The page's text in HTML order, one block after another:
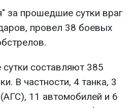
за прошедшие сутки враг
провел 38 боевых
составляют 385
В частности, 4 танка, 3
11 автомобилей и 6